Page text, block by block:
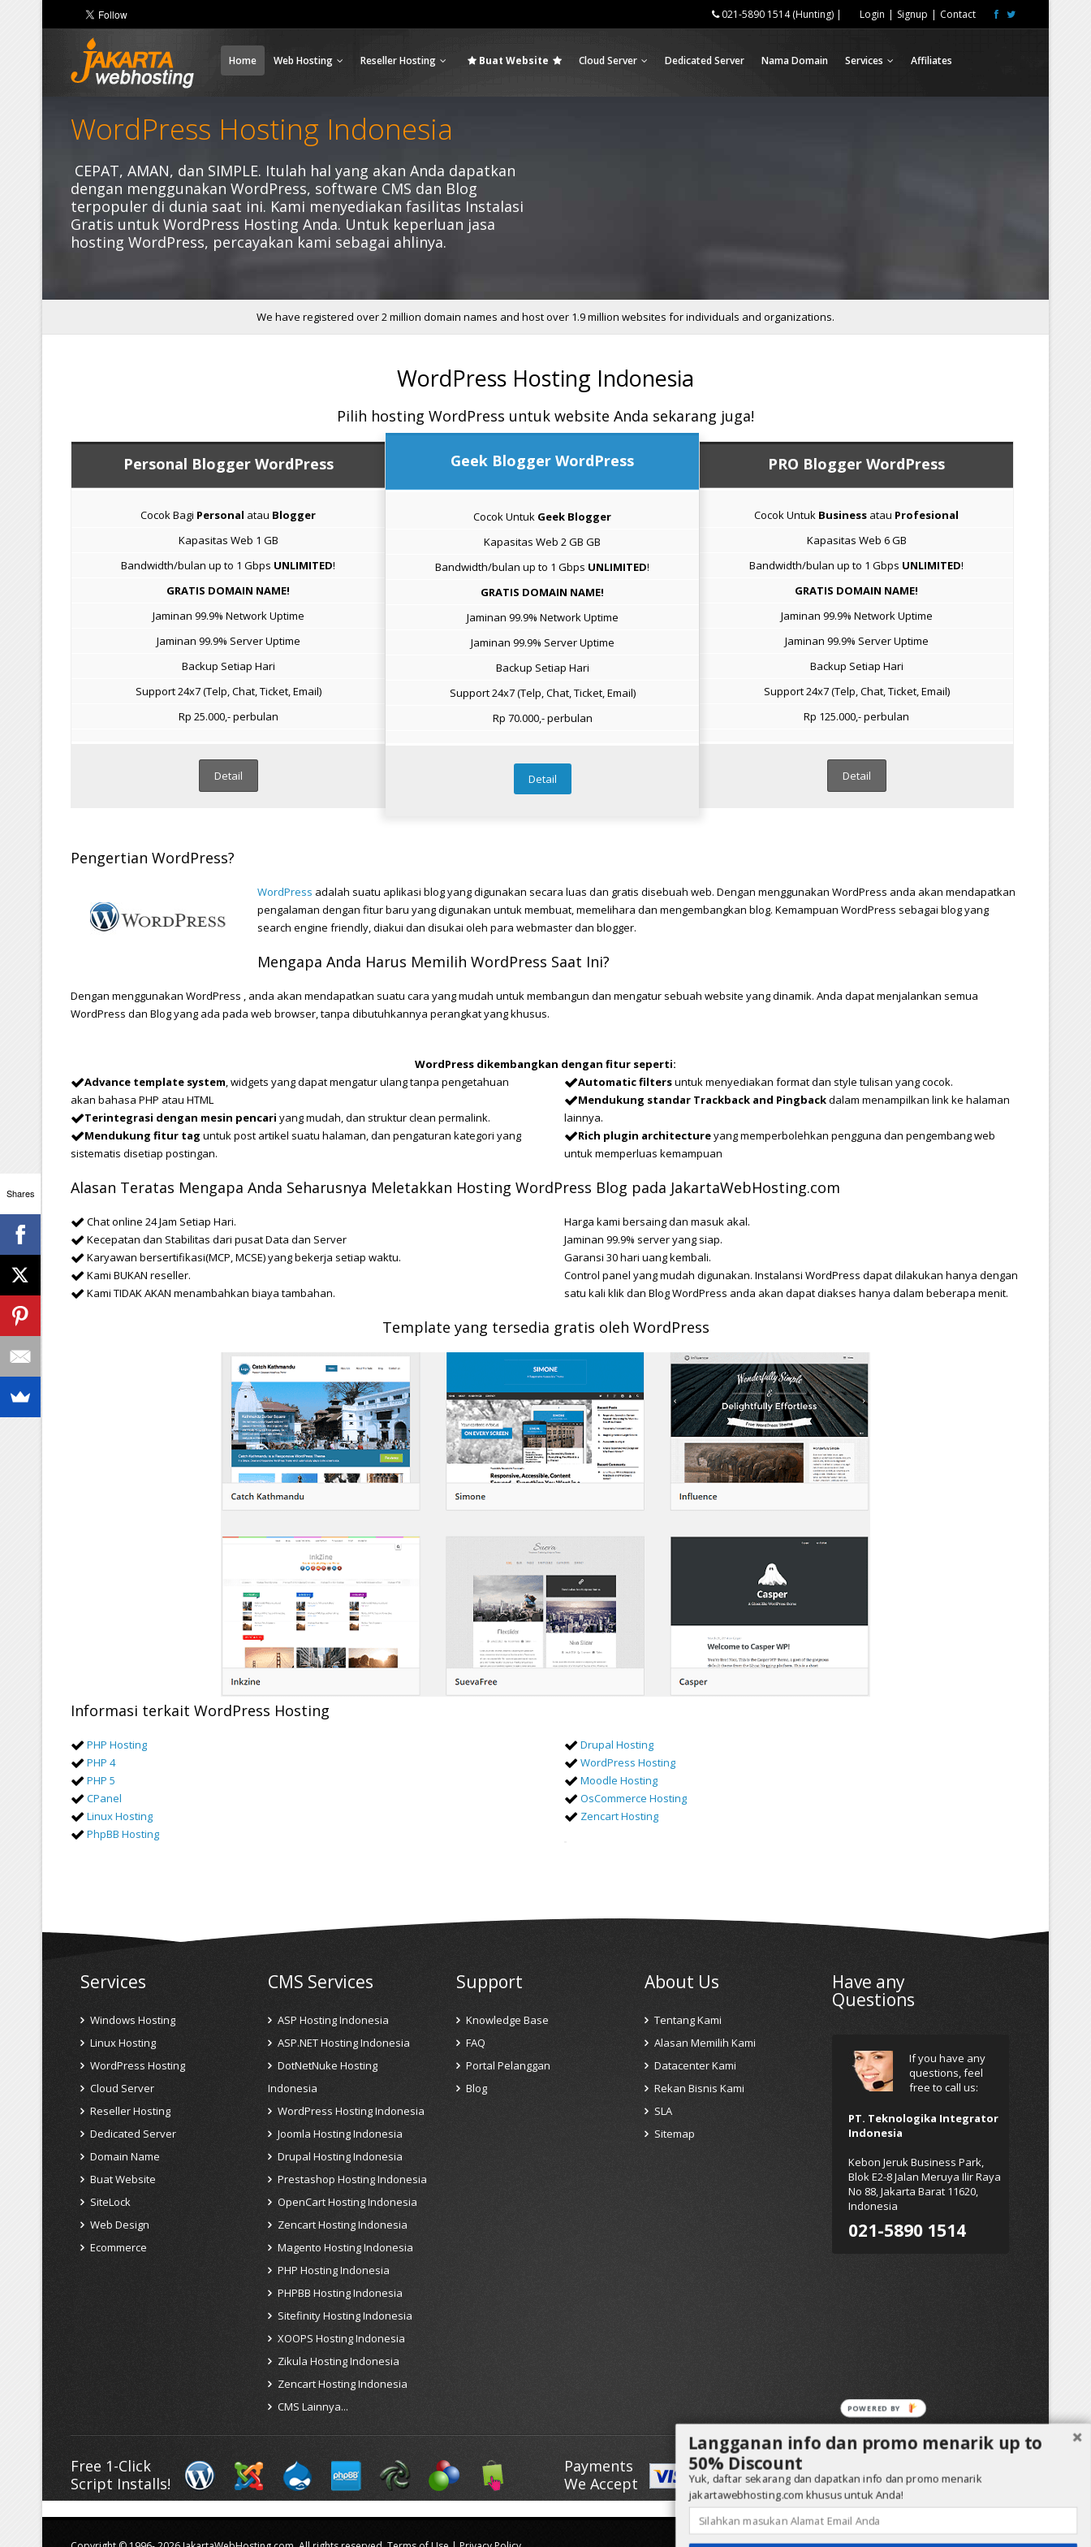
021-5890 1514 (Hunting) | Login | Signup | Contact
Home Web Hosting Reseller Hosting Buat Website Cloud Server Dedicated Server Nama Domain Services Affiliates
WordPress Hosting Indonesia
CEPAT, AMAN, dan SIMPLE. Itulah hal yang akan Anda dapatkan
dengan menggunakan WordPress, software CMS dan Blog
terpopuler di dunia saat ini. Kami menyediakan fasilitas Instalasi
Gratis untuk WordPress Hosting Anda. Untuk keperluan jasa
hosting WordPress, percayakan kami sebagai ahlinya.
We have registered over 2 million domain names and host over 1.9 million websites for individuals and organizations.
WordPress Hosting Indonesia
Pilih hosting WordPress untuk website Anda sekarang juga!
Personal Blogger WordPress
Cocok Bagi Personal atau Blogger
Kapasitas Web 1 GB
Bandwidth/bulan up to 1 Gbps UNLIMITED!
GRATIS DOMAIN NAME!
Jaminan 99.9% Network Uptime
Jaminan 99.9% Server Uptime
Backup Setiap Hari
Support 24x7 (Telp, Chat, Ticket, Email)
Rp 25.000,- perbulan
Detail
Geek Blogger WordPress
Cocok Untuk Geek Blogger
Kapasitas Web 2 GB GB
Bandwidth/bulan up to 1 Gbps UNLIMITED!
GRATIS DOMAIN NAME!
Jaminan 99.9% Network Uptime
Jaminan 99.9% Server Uptime
Backup Setiap Hari
Support 24x7 (Telp, Chat, Ticket, Email)
Rp 70.000,- perbulan
Detail
PRO Blogger WordPress
Cocok Untuk Business atau Profesional
Kapasitas Web 6 GB
Bandwidth/bulan up to 1 Gbps UNLIMITED!
GRATIS DOMAIN NAME!
Jaminan 99.9% Network Uptime
Jaminan 99.9% Server Uptime
Backup Setiap Hari
Support 24x7 (Telp, Chat, Ticket, Email)
Rp 125.000,- perbulan
Detail
Pengertian WordPress?
WordPress adalah suatu aplikasi blog yang digunakan secara luas dan gratis disebuah web. Dengan menggunakan WordPress anda akan mendapatkan
pengalaman dengan fitur baru yang digunakan untuk membuat, memelihara dan mengembangkan blog. Kemampuan WordPress sebagai blog yang
search engine friendly, diakui dan disukai oleh para webmaster dan blogger.
Mengapa Anda Harus Memilih WordPress Saat Ini?
Dengan menggunakan WordPress , anda akan mendapatkan suatu cara yang mudah untuk membangun dan mengatur sebuah website yang dinamik. Anda dapat menjalankan semua
WordPress dan Blog yang ada pada web browser, tanpa dibutuhkannya perangkat yang khusus.
WordPress dikembangkan dengan fitur seperti:
Advance template system, widgets yang dapat mengatur ulang tanpa pengetahuan
akan bahasa PHP atau HTML
Terintegrasi dengan mesin pencari yang mudah, dan struktur clean permalink.
Mendukung fitur tag untuk post artikel suatu halaman, dan pengaturan kategori yang
sistematis disetiap postingan.
Automatic filtersuntuk menyediakan format dan style tulisan yang cocok.
Mendukung standar Trackback and Pingbackdalam menampilkan link ke halaman
lainnya.
Rich plugin architectureyang memperbolehkan pengguna dan pengembang web
untuk memperluas kemampuan
Alasan Teratas Mengapa Anda Seharusnya Meletakkan Hosting WordPress Blog pada JakartaWebHosting.com
Chat online 24 Jam Setiap Hari.
Kecepatan dan Stabilitas dari pusat Data dan Server
Karyawan bersertifikasi(MCP, MCSE) yang bekerja setiap waktu.
Kami BUKAN reseller.
Kami TIDAK AKAN menambahkan biaya tambahan.
Harga kami bersaing dan masuk akal.
Jaminan 99.9% server yang siap.
Garansi 30 hari uang kembali.
Control panel yang mudah digunakan. Instalansi WordPress dapat dilakukan hanya dengan
satu kali klik dan Blog WordPress anda akan dapat diakses hanya dalam beberapa menit.
Template yang tersedia gratis oleh WordPress
Informasi terkait WordPress Hosting
PHP Hosting
PHP 4
PHP 5
CPanel
Linux Hosting
PhpBB Hosting
Drupal Hosting
WordPress Hosting
Moodle Hosting
OsCommerce Hosting
Zencart Hosting
Services
Windows Hosting
Linux Hosting
WordPress Hosting
Cloud Server
Reseller Hosting
Dedicated Server
Domain Name
Buat Website
SiteLock
Web Design
Ecommerce
CMS Services
ASP Hosting Indonesia
ASP.NET Hosting Indonesia
DotNetNuke Hosting
Indonesia
WordPress Hosting Indonesia
Joomla Hosting Indonesia
Drupal Hosting Indonesia
Prestashop Hosting Indonesia
OpenCart Hosting Indonesia
Zencart Hosting Indonesia
Magento Hosting Indonesia
PHP Hosting Indonesia
PHPBB Hosting Indonesia
Sitefinity Hosting Indonesia
XOOPS Hosting Indonesia
Zikula Hosting Indonesia
Zencart Hosting Indonesia
CMS Lainnya...
Support
Knowledge Base
FAQ
Portal Pelanggan
Blog
About Us
Tentang Kami
Alasan Memilih Kami
Datacenter Kami
Rekan Bisnis Kami
SLA
Sitemap
Have any
Questions
If you have any
questions, feel
free to call us:
PT. Teknologika Integrator
Indonesia
Kebon Jeruk Business Park,
Blok E2-8 Jalan Meruya Ilir Raya
No 88, Jakarta Barat 11620,
Indonesia
021-5890 1514
Free 1-Click
Script Installs!
Payments
We Accept
Shares
Langganan info dan promo menarik up to
50% Discount
Yuk, daftar sekarang dan dapatkan info dan promo menarik
jakartawebhosting.com khusus untuk Anda!